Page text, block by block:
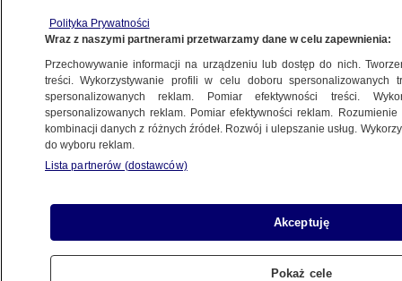
komentujemy plotek"
16.10.2025, 07:30
Posłuchaj artykułu
Czyta lektor AI
Polityka Prywatności
Wraz z naszymi partnerami przetwarzamy dane w celu zapewnienia:
Przechowywanie informacji na urządzeniu lub dostęp do nich.
treści. Wykorzystywanie profili w celu doboru spersonalizowanych
spersonalizowanych reklam. Pomiar efektywności treści.
spersonalizowanych reklam. Pomiar efektywności reklam.
kombinacji danych z różnych źródeł. Rozwój i ulepszanie usług.
do wyboru reklam.
Lista partnerów (dostawców)
Akceptuję
Pokaż cele